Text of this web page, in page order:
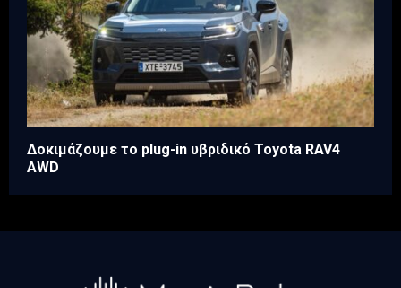
Δοκιμάζουμε το plug-in υβριδικό Toyota RAV4
AWD